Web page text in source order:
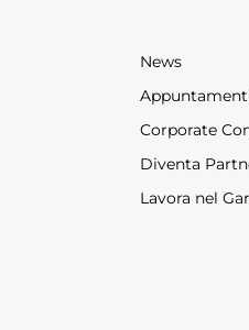
News
Corporate
Diventa
Lavora nel